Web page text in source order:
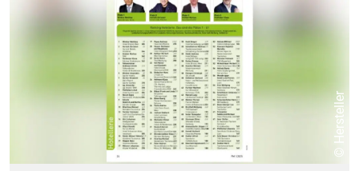
© Hersteller